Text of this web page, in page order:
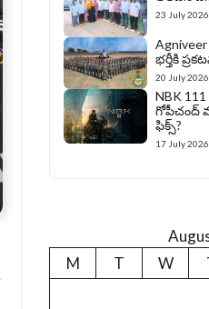
23 July 2026
భర్తీకి
20 July 2026
NBK
గోపీచంద్
ఫిక్స్?
17 July 2026
M
T W